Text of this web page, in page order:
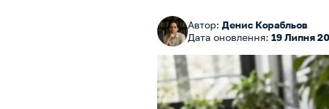
Автор: Денис Корабльов
Дата оновлення: 19 Липня